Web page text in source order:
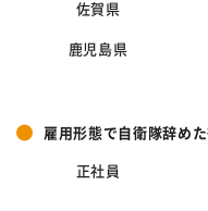
佐賀県
鹿児島県
雇用形態で自衛隊辞め
正社員